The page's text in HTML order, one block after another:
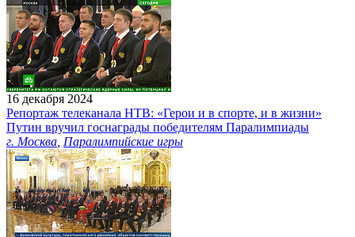
16 декабря 2024
Репортаж телеканала НТВ: «Герои и в спорте, и в жизни»
Путин вручил госнаграды победителям Паралимпиады
г. Москва Паралимпийские игры